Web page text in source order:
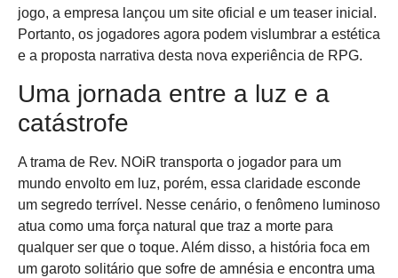
jogo, a empresa lançou um site oficial e um teaser inicial.
Portanto, os jogadores agora podem vislumbrar a estética
e a proposta narrativa desta nova experiência de RPG.
Uma jornada entre a luz e a
catástrofe
A trama de Rev. NOiR transporta o jogador para um
mundo envolto em luz, porém, essa claridade esconde
um segredo terrível. Nesse cenário, o fenômeno luminoso
atua como uma força natural que traz a morte para
qualquer ser que o toque. Além disso, a história foca em
um garoto solitário que sofre de amnésia e encontra uma